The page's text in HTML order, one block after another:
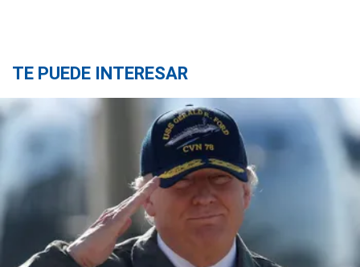
TE PUEDE INTERESAR